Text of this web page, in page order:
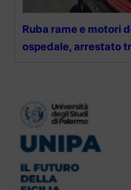
Ruba rame e motori
ospedale, arrestato